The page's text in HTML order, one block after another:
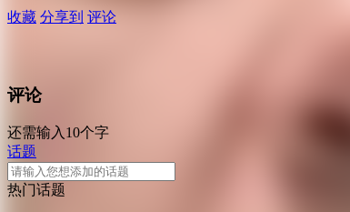
收藏 分享到 评论
评论
还需输入10个字
话题
热门话题